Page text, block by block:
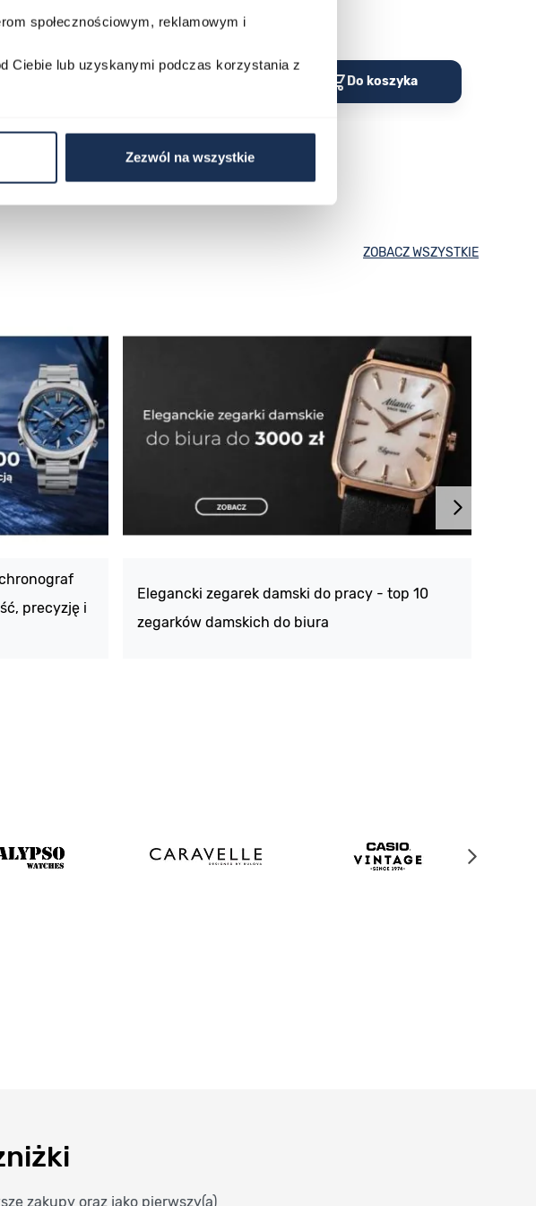
społecznościowym, reklamowym i
Ciebie lub uzyskanymi podczas korzystania z
Zezwól na wszystkie
Do koszyka
ZOBACZ WSZYSTKIE
precyzję i
Elegancki zegarek damski do pracy - top 10
zegarków damskich do biura
zakupy oraz jako pierwszy(a)